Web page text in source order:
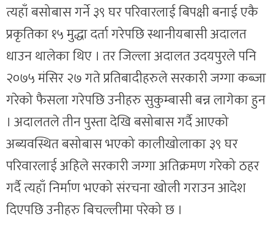
त्यहाँ बसोबास गर्ने ३९ घर परिवारलाई बिपक्षी बनाई एकै
प्रकृतिका १५ मुद्धा दर्ता गरेपछि स्थानीयबासी अदालत
धाउन थालेका थिए । तर जिल्ला अदालत उदयपुरले पनि
२०७५ मंसिर २७ गते प्रतिबादीहरुले सरकारी जग्गा कब्जा
गरेको फैसला गरेपछि उनीहरु सुकुम्बासी बन्न लागेका हुन
। अदालतले तीन पुस्ता देखि बसोबास गर्दै आएको
अब्यवस्थित बसोबास भएको कालीखोलाका ३९ घर
परिवारलाई अहिले सरकारी जग्गा अतिक्रमण गरेको ठहर
गर्दै त्यहाँ निर्माण भएको संरचना खोली गराउन आदेश
दिएपछि उनीहरु बिचल्लीमा परेको छ ।